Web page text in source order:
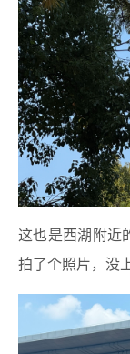
这也是西湖附近
拍了个照片，没